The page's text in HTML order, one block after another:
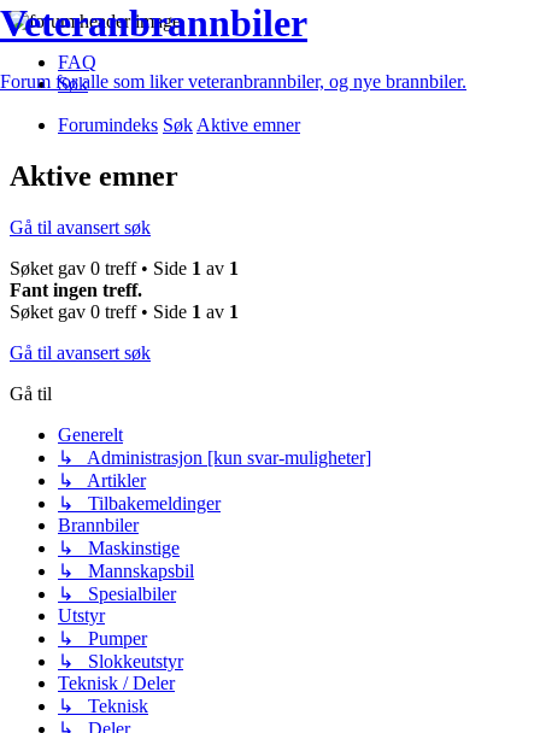
Veteranbrannbiler
Forum for alle som liker veteranbrannbiler, og nye brannbiler.
FAQ
Søk
Forumindeks Søk Aktive emner
Aktive emner
Gå til avansert søk
Søket gav 0 treff • Side 1 av 1
Fant ingen treff.
Søket gav 0 treff • Side 1 av 1
Gå til avansert søk
Gå til
Generelt
↳ Administrasjon [kun svar-muligheter]
↳ Artikler
↳ Tilbakemeldinger
Brannbiler
↳ Maskinstige
↳ Mannskapsbil
↳ Spesialbiler
Utstyr
↳ Pumper
↳ Slokkeutstyr
Teknisk / Deler
↳ Teknisk
↳ Deler